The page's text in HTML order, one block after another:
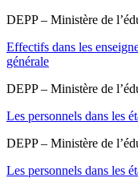
DEPP – Ministère de
Effectifs dans les
générale
DEPP – Ministère de
Les personnels dans les
DEPP – Ministère de
Les personnels dans les